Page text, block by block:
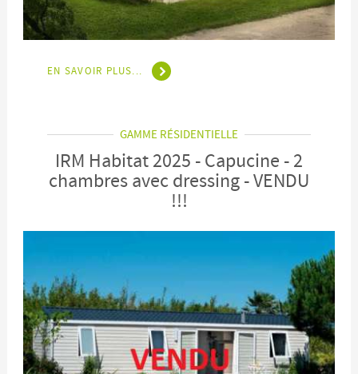
EN SAVOIR PLUS...
GAMME RÉSIDENTIELLE
IRM Habitat 2025 - Capucine - 2
chambres avec dressing - VENDU
!!!